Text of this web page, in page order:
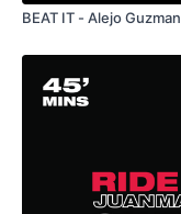
BEAT IT - Alejo Guzman